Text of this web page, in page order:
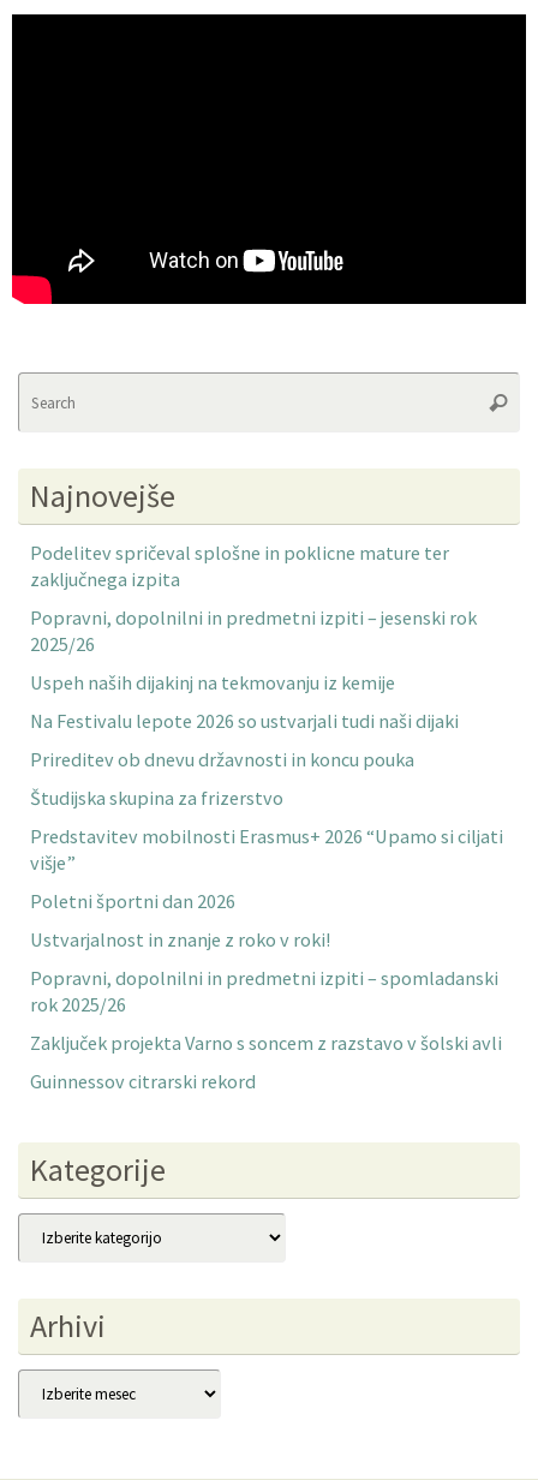
Najnovejše
Podelitev spričeval splošne in poklicne mature ter
zaključnega izpita
Popravni, dopolnilni in predmetni izpiti – jesenski rok
2025/26
Uspeh naših dijakinj na tekmovanju iz kemije
Na Festivalu lepote 2026 so ustvarjali tudi naši dijaki
Prireditev ob dnevu državnosti in koncu pouka
Študijska skupina za frizerstvo
Predstavitev mobilnosti Erasmus+ 2026 “Upamo si ciljati
višje”
Poletni športni dan 2026
Ustvarjalnost in znanje z roko v roki!
Popravni, dopolnilni in predmetni izpiti – spomladanski
rok 2025/26
Zaključek projekta Varno s soncem z razstavo v šolski avli
Guinnessov citrarski rekord
Kategorije
Kategorije
Arhivi
Arhivi